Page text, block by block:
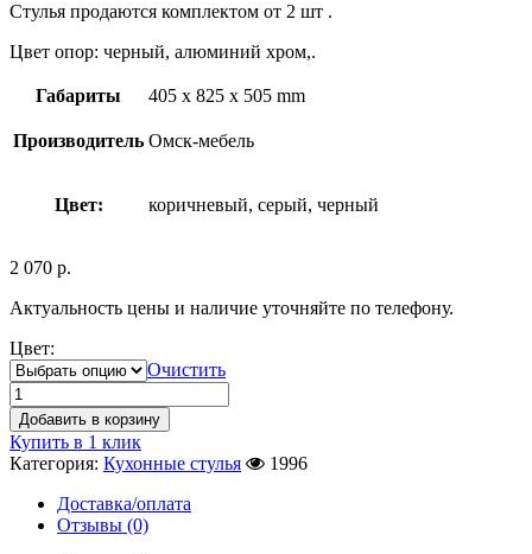
Стулья продаются комплектом от 2 шт .
Цвет опор: черный, алюминий хром,.
Габариты 405 x 825 x 505 mm
Производитель Омск-мебель
Цвет: коричневый, серый, черный
2 070 р.
Актуальность цены и наличие уточняйте по телефону.
Цвет:
Очистить
Добавить в корзину
Купить в 1 клик
Категория: Кухонные стулья
1996
Доставка/оплата
Отзывы (0)